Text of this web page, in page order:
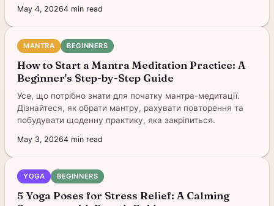
May 4, 20264 min read
MANTRA BEGINNERS
How to Start a Mantra Meditation Practice: A
Beginner's Step-by-Step Guide
Усе, що потрібно знати для початку мантра-медитації.
Дізнайтеся, як обрати мантру, рахувати повторення та
побудувати щоденну практику, яка закріпиться.
May 3, 20264 min read
YOGA BEGINNERS
5 Yoga Poses for Stress Relief: A Calming